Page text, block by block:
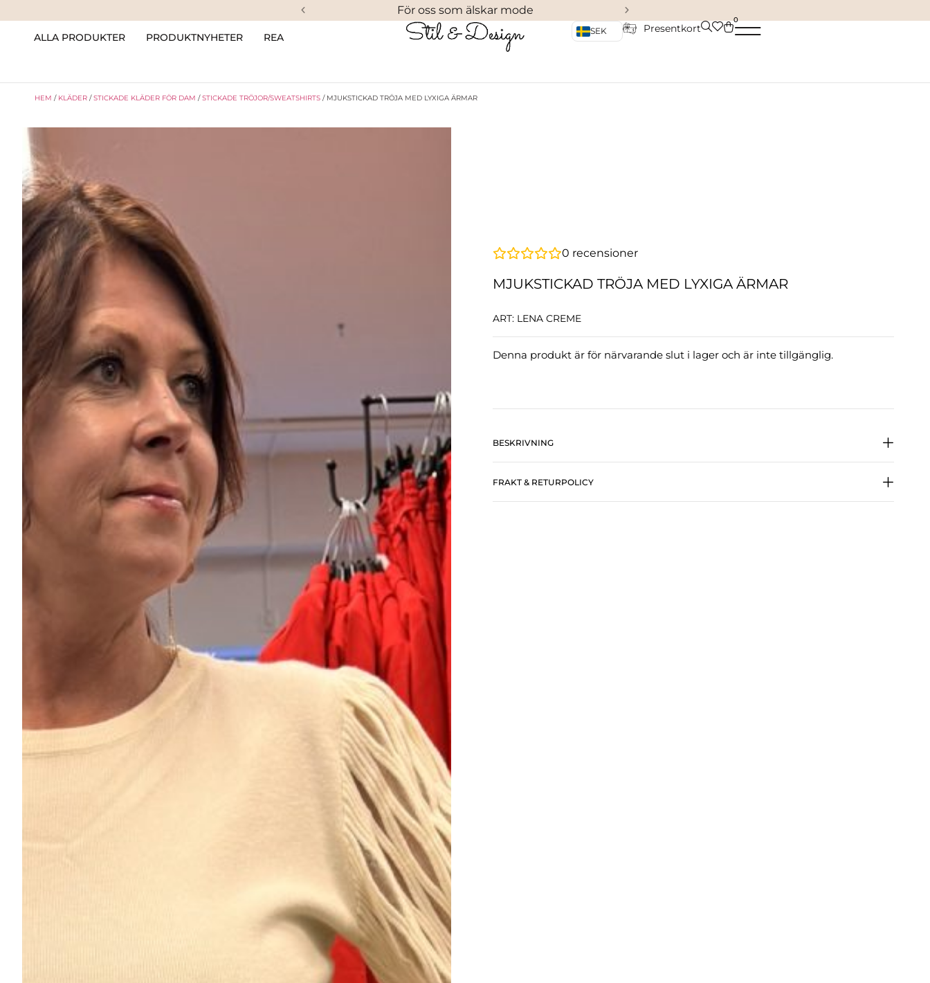
För oss som älskar mode
ALLA PRODUKTER PRODUKTNYHETER REA
SEK Presentkort
0
HEM / KLÄDER /STICKADE KLÄDER FÖR DAM /STICKADE TRÖJOR/SWEATSHIRTS / MJUKSTICKAD TRÖJA MED LYXIGA ÄRMAR
0 recensioner
MJUKSTICKAD TRÖJA MED LYXIGA ÄRMAR
ART: LENA CREME
Denna produkt är för närvarande slut i lager och är inte tillgänglig.
BESKRIVNING
FRAKT & RETURPOLICY